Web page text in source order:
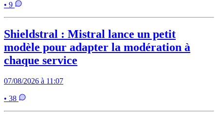
• 9
Shieldstral : Mistral lance un petit
modèle pour adapter la modération à
chaque service
07/08/2026 à 11:07
• 38